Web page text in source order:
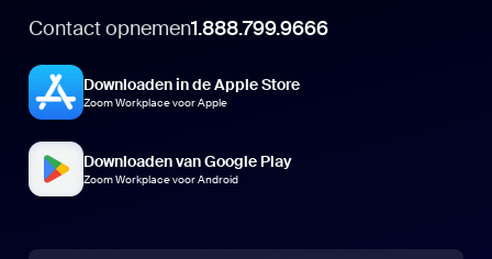
Contact opnemen1.888.799.9666
Downloaden in de Apple Store
Zoom Workplace voor Apple
Downloaden van Google Play
Zoom Workplace voor Android